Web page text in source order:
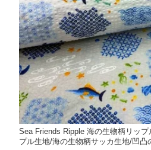
Sea Friends Ripple 海の生物柄リッ
プル生地/海の生物柄サッカ生地/凹凸